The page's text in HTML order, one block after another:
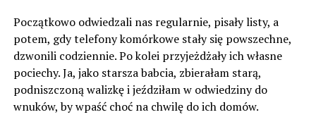
Początkowo odwiedzali nas regularnie, pisały listy, a
potem, gdy telefony komórkowe stały się powszechne,
dzwonili codziennie. Po kolei przyjeżdżały ich własne
pociechy. Ja, jako starsza babcia, zbierałam starą,
podniszczoną walizkę i jeździłam w odwiedziny do
wnuków, by wpaść choć na chwilę do ich domów.